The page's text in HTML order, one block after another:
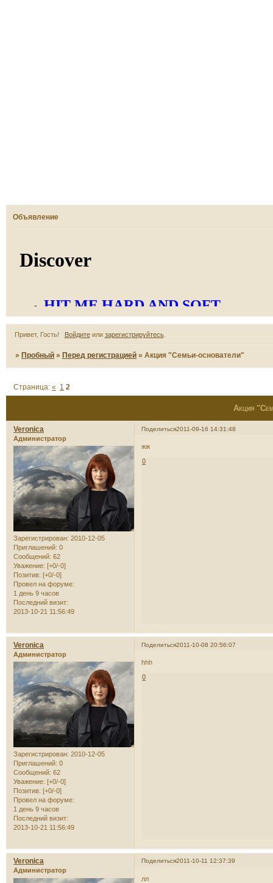
Объявление
Привет, Гость! Войдитеили зарегистрируйтесь.
» Пробный » Перед регистрацией »Акция "Семьи-основатели"
Акция
Страница:« 1 2
Поделиться2011-09-16 14:31:48
Veronica
Администратор
Зарегистрирован: 2010-12-05
Приглашений: 0
Сообщений: 62
Уважение: [+0/-0]
Позитив: [+0/-0]
Провел на форуме:
1 день 9 часов
Последний визит:
2013-10-21 11:56:49
жж
0
Поделиться2011-10-08 20:56:07
Veronica
Администратор
Зарегистрирован: 2010-12-05
Приглашений: 0
Сообщений: 62
Уважение: [+0/-0]
Позитив: [+0/-0]
Провел на форуме:
1 день 9 часов
Последний визит:
2013-10-21 11:56:49
hhh
0
Поделиться2011-10-11 12:37:39
Veronica
Администратор
лл